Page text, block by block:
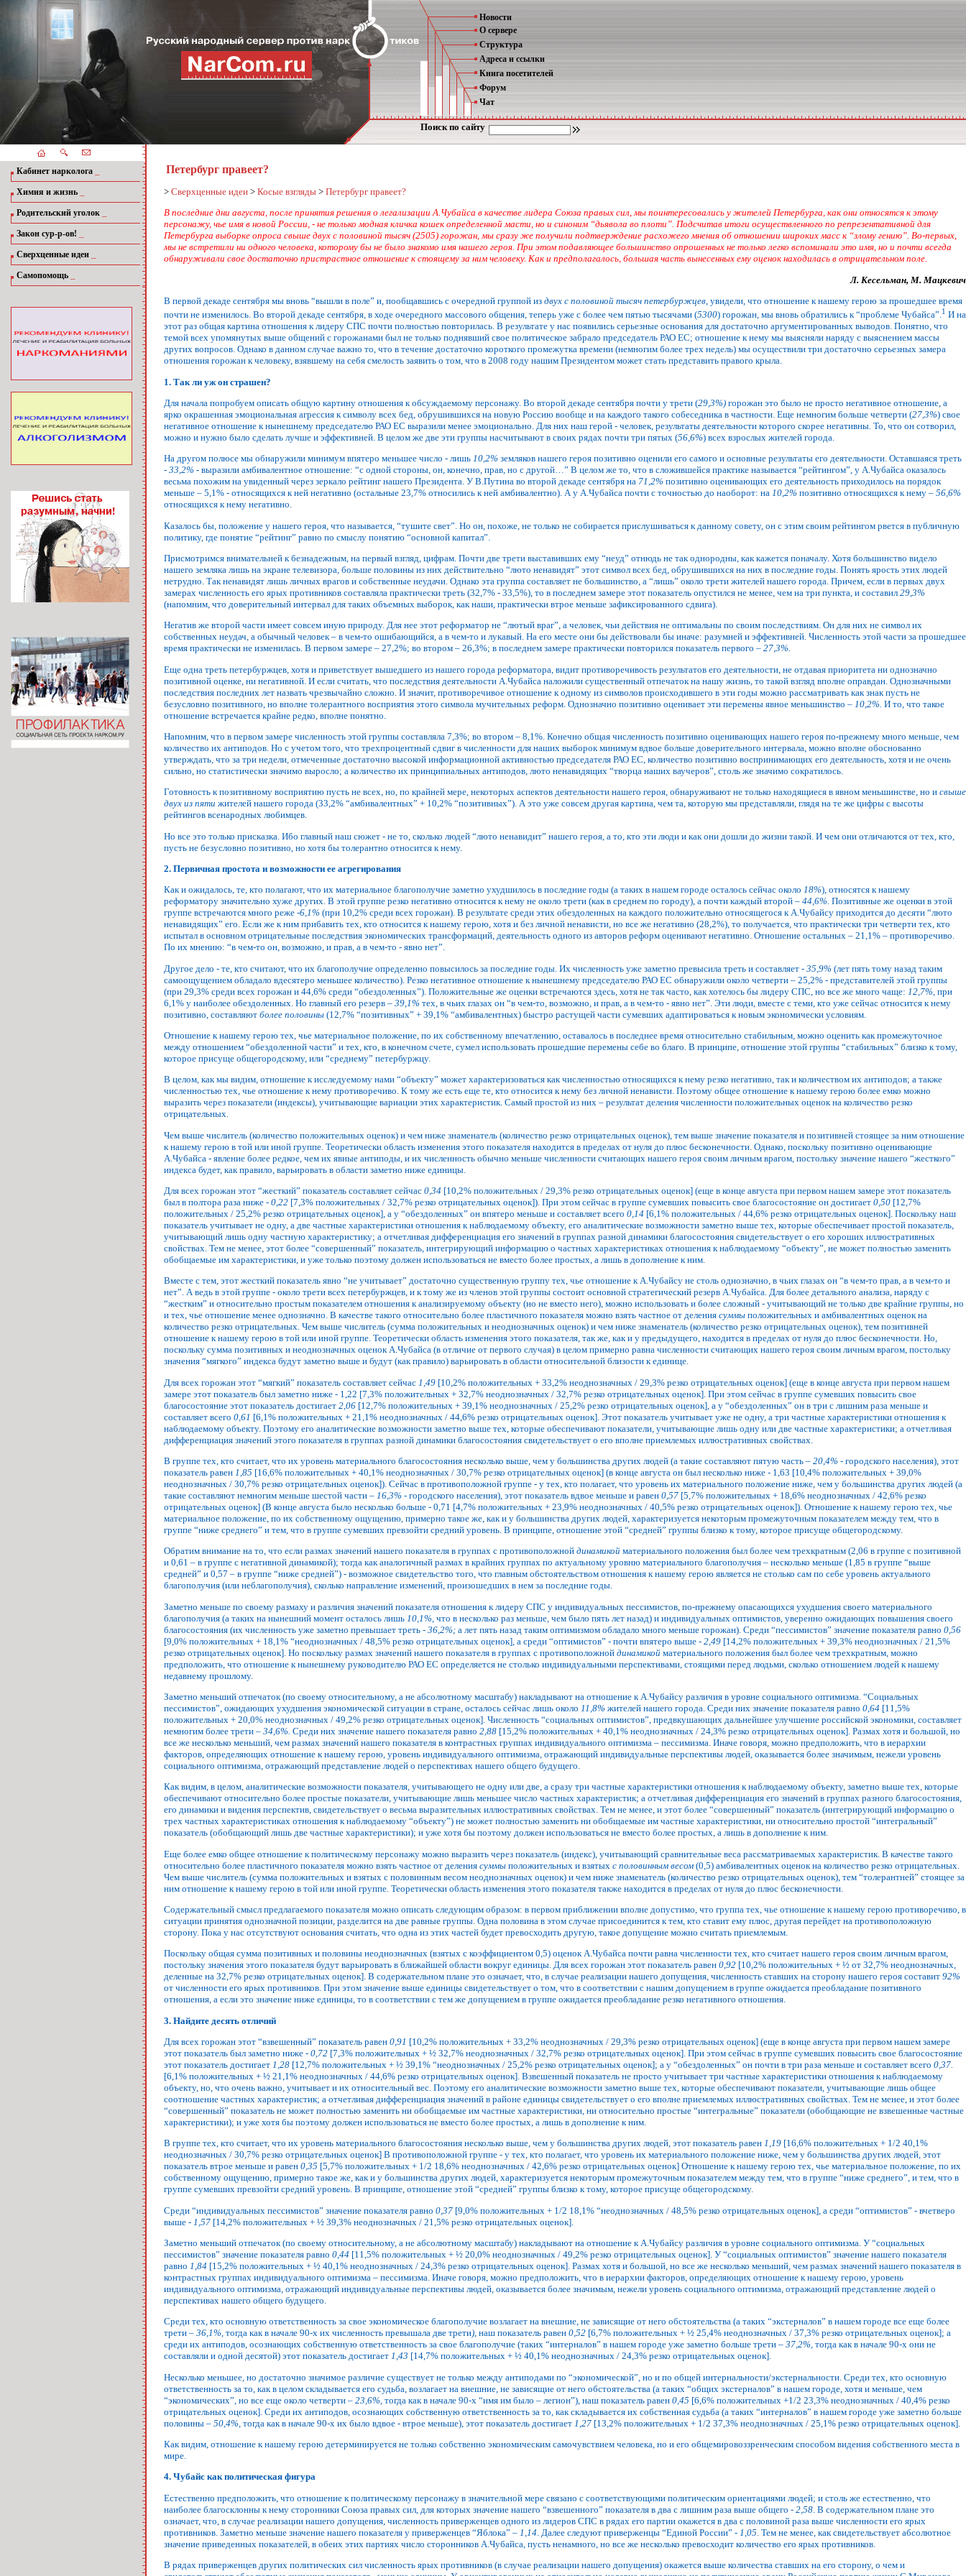
Новости
О сервере
Структура
Адреса и ссылки
Книга посетителей
Форум
Чат
Поиск по сайту
Кабинет нарколога
Химия и жизнь
Родительский уголок
Закон сур-р-ов!
Сверхценные идеи
Самопомощь
Петербург правеет?
> Сверхценные идеи > Косые взгляды > Петербург правеет?
В последние дни августа, после принятия решения о легализации А.Чубайса в качестве лидера Союза правых сил, мы поинтересовались у жителей Петербурга, как они относятся к этому
персонажу, чье имя в новой России, - не только модная кличка кошек определенной масти, но и синоним “дьявола во плоти”. Подсчитав итоги осуществленного по репрезентативной для
Петербурга выборке опроса свыше двух с половиной тысяч (2505) горожан, мы сразу же получили подтверждение расхожего мнения об отношении широких масс к “злому гению”. Во-первых,
мы не встретили ни одного человека, которому бы не было знакомо имя нашего героя. При этом подавляющее большинство опрошенных не только легко вспоминали это имя, но и почти всегда
обнаруживали свое достаточно пристрастное отношение к стоящему за ним человеку. Как и предполагалось, большая часть вынесенных ему оценок находилась в отрицательном поле.
Л. Кесельман, М. Мацкевич
В первой декаде сентября мы вновь “вышли в поле” и, пообщавшись с очередной группой из двух с половиной тысяч петербуржцев , увидели, что отношение к нашему герою за прошедшее время
почти не изменилось. Во второй декаде сентября, в ходе очередного массового общения, теперь уже с более чем пятью тысячами (5300) горожан, мы вновь обратились к “проблеме Чубайса”.1 И на
этот раз общая картина отношения к лидеру СПС почти полностью повторилась. В результате у нас появились серьезные основания для достаточно аргументированных выводов. Понятно, что
темой всех упомянутых выше общений с горожанами был не только поднявший свое политическое забрало председатель РАО ЕС; отношение к нему мы выясняли наряду с выяснением массы
других вопросов. Однако в данном случае важно то, что в течение достаточно короткого промежутка времени (немногим более трех недель) мы осуществили три достаточно серьезных замера
отношения горожан к человеку, взявшему на себя смелость заявить о том, что в 2008 году нашим Президентом может стать представить правого крыла.
1. Так ли уж он страшен?
Для начала попробуем описать общую картину отношения к обсуждаемому персонажу. Во второй декаде сентября почти у трети (29,3%) горожан это было не просто негативное отношение, а
ярко окрашенная эмоциональная агрессия к символу всех бед, обрушившихся на новую Россию вообще и на каждого такого собеседника в частности. Еще немногим больше четверти (27,3%) свое
негативное отношение к нынешнему председателю РАО ЕС выразили менее эмоционально. Для них наш герой - человек, результаты деятельности которого скорее негативны. То, что он сотворил,
можно и нужно было сделать лучше и эффективней. В целом же две эти группы насчитывают в своих рядах почти три пятых (56,6%) всех взрослых жителей города.
На другом полюсе мы обнаружили минимум впятеро меньшее число - лишь 10,2% земляков нашего героя позитивно оценили его самого и основные результаты его деятельности. Оставшаяся треть
- 33,2% - выразили амбивалентное отношение: “с одной стороны, он, конечно, прав, но с другой…” В целом же то, что в сложившейся практике называется “рейтингом”, у А.Чубайса оказалось
весьма похожим на увиденный через зеркало рейтинг нашего Президента. У В.Путина во второй декаде сентября на 71,2% позитивно оценивающих его деятельность приходилось на порядок
меньше – 5,1% - относящихся к ней негативно (остальные 23,7% относились к ней амбивалентно). А у А.Чубайса почти с точностью до наоборот: на 10,2% позитивно относящихся к нему – 56,6%
относящихся к нему негативно.
Казалось бы, положение у нашего героя, что называется, “тушите свет”. Но он, похоже, не только не собирается прислушиваться к данному совету, он с этим своим рейтингом рвется в публичную
политику, где понятие “рейтинг” равно по смыслу понятию “основной капитал”.
Присмотримся внимательней к безнадежным, на первый взгляд, цифрам. Почти две трети выставивших ему “неуд” отнюдь не так однородны, как кажется поначалу. Хотя большинство видело
нашего земляка лишь на экране телевизора, больше половины из них действительно “люто ненавидят” этот символ всех бед, обрушившихся на них в последние годы. Понять ярость этих людей
нетрудно. Так ненавидят лишь личных врагов и собственные неудачи. Однако эта группа составляет не большинство, а “лишь” около трети жителей нашего города. Причем, если в первых двух
замерах численность его ярых противников составляла практически треть (32,7% - 33,5%), то в последнем замере этот показатель опустился не менее, чем на три пункта, и составил 29,3%
(напомним, что доверительный интервал для таких объемных выборок, как наши, практически втрое меньше зафиксированного сдвига).
Негатив же второй части имеет совсем иную природу. Для нее этот реформатор не “лютый враг”, а человек, чьи действия не оптимальны по своим последствиям. Он для них не символ их
собственных неудач, а обычный человек – в чем-то ошибающийся, а в чем-то и лукавый. На его месте они бы действовали бы иначе: разумней и эффективней. Численность этой части за прошедшее
время практически не изменилась. В первом замере – 27,2%; во втором – 26,3%; в последнем замере практически повторился показатель первого – 27,3%.
Еще одна треть петербуржцев, хотя и приветствует вышедшего из нашего города реформатора, видит противоречивость результатов его деятельности, не отдавая приоритета ни однозначно
позитивной оценке, ни негативной. И если считать, что последствия деятельности А.Чубайса наложили существенный отпечаток на нашу жизнь, то такой взгляд вполне оправдан. Однозначными
последствия последних лет назвать чрезвычайно сложно. И значит, противоречивое отношение к одному из символов происходившего в эти годы можно рассматривать как знак пусть не
безусловно позитивного, но вполне толерантного восприятия этого символа мучительных реформ. Однозначно позитивно оценивает эти перемены явное меньшинство – 10,2%. И то, что такое
отношение встречается крайне редко, вполне понятно.
Напомним, что в первом замере численность этой группы составляла 7,3%; во втором – 8,1%. Конечно общая численность позитивно оценивающих нашего героя по-прежнему много меньше, чем
количество их антиподов. Но с учетом того, что трехпроцентный сдвиг в численности для наших выборок минимум вдвое больше доверительного интервала, можно вполне обоснованно
утверждать, что за три недели, отмеченные достаточно высокой информационной активностью председателя РАО ЕС, количество позитивно воспринимающих его деятельность, хотя и не очень
сильно, но статистически значимо выросло; а количество их принципиальных антиподов, люто ненавидящих “творца наших ваучеров”, столь же значимо сократилось.
Готовность к позитивному восприятию пусть не всех, но, по крайней мере, некоторых аспектов деятельности нашего героя, обнаруживают не только находящиеся в явном меньшинстве, но и свыше
двух из пяти жителей нашего города (33,2% “амбивалентных” + 10,2% “позитивных”). А это уже совсем другая картина, чем та, которую мы представляли, глядя на те же цифры с высоты
рейтингов всенародных любимцев.
Но все это только присказка. Ибо главный наш сюжет - не то, сколько людей “люто ненавидит” нашего героя, а то, кто эти люди и как они дошли до жизни такой. И чем они отличаются от тех, кто,
пусть не безусловно позитивно, но хотя бы толерантно относится к нему.
2. Первичная простота и возможности ее агрегирования
Как и ожидалось, те, кто полагают, что их материальное благополучие заметно ухудшилось в последние годы (а таких в нашем городе осталось сейчас около 18%), относятся к нашему
реформатору значительно хуже других. В этой группе резко негативно относится к нему не около трети (как в среднем по городу), а почти каждый второй – 44,6%. Позитивные же оценки в этой
группе встречаются много реже -6,1% (при 10,2% среди всех горожан). В результате среди этих обездоленных на каждого положительно относящегося к А.Чубайсу приходится до десяти “люто
ненавидящих” его. Если же к ним прибавить тех, кто относится к нашему герою, хотя и без личной ненависти, но все же негативно (28,2%), то получается, что практически три четверти тех, кто
испытал в основном отрицательные последствия экономических трансформаций, деятельность одного из авторов реформ оценивают негативно. Отношение остальных – 21,1% – противоречиво.
По их мнению: “в чем-то он, возможно, и прав, а в чем-то - явно нет”.
Другое дело - те, кто считают, что их благополучие определенно повысилось за последние годы. Их численность уже заметно превысила треть и составляет - 35,9% (лет пять тому назад таким
самоощущением обладало вдесятеро меньшее количество). Резко негативное отношение к нынешнему председателю РАО ЕС обнаружили около четверти – 25,2% - представителей этой группы
(при 29,3% среди всех горожан и 44,6% среди “обездоленных”). Положительные же оценки встречаются здесь, хотя не так часто, как хотелось бы лидеру СПС, но все же много чаще: 12,7%, при
6,1% у наиболее обездоленных. Но главный его резерв – 39,1% тех, в чьих глазах он “в чем-то, возможно, и прав, а в чем-то - явно нет”. Эти люди, вместе с теми, кто уже сейчас относится к нему
позитивно, составляют более половины (12,7% “позитивных” + 39,1% “амбивалентных) быстро растущей части сумевших адаптироваться к новым экономически условиям.
Отношение к нашему герою тех, чье материальное положение, по их собственному впечатлению, оставалось в последнее время относительно стабильным, можно оценить как промежуточное
между отношением “обездоленной части” и тех, кто, в конечном счете, сумел использовать прошедшие перемены себе во благо. В принципе, отношение этой группы “стабильных” близко к тому,
которое присуще общегородскому, или “среднему” петербуржцу.
В целом, как мы видим, отношение к исследуемому нами “объекту” может характеризоваться как численностью относящихся к нему резко негативно, так и количеством их антиподов; а также
численностью тех, чье отношение к нему противоречиво. К тому же есть еще те, кто относится к нему без личной ненависти. Поэтому общее отношение к нашему герою более емко можно
выразить через показатели (индексы), учитывающие вариации этих характеристик. Самый простой из них – результат деления численности положительных оценок на количество резко
отрицательных.
Чем выше числитель (количество положительных оценок) и чем ниже знаменатель (количество резко отрицательных оценок), тем выше значение показателя и позитивней стоящее за ним отношение
к нашему герою в той или иной группе. Теоретически область изменения этого показателя находится в пределах от нуля до плюс бесконечности. Однако, поскольку позитивно оценивающие
А.Чубайса - явление более редкое, чем их явные антиподы, и их численность обычно меньше численности считающих нашего героя своим личным врагом, постольку значение нашего “жесткого”
индекса будет, как правило, варьировать в области заметно ниже единицы.
Для всех горожан этот “жесткий” показатель составляет сейчас 0,34 [10,2% положительных / 29,3% резко отрицательных оценок] (еще в конце августа при первом нашем замере этот показатель
был в полтора раза ниже - 0,22 [7,3% положительных / 32,7% резко отрицательных оценок]). При этом сейчас в группе сумевших повысить свое благосостояние он достигает 0,50 [12,7%
положительных / 25,2% резко отрицательных оценок], а у “обездоленных” он впятеро меньше и составляет всего 0,14 [6,1% положительных / 44,6% резко отрицательных оценок]. Поскольку наш
показатель учитывает не одну, а две частные характеристики отношения к наблюдаемому объекту, его аналитические возможности заметно выше тех, которые обеспечивает простой показатель,
учитывающий лишь одну частную характеристику; а отчетливая дифференциация его значений в группах разной динамики благосостояния свидетельствует о его хороших иллюстративных
свойствах. Тем не менее, этот более “совершенный” показатель, интегрирующий информацию о частных характеристиках отношения к наблюдаемому “объекту”, не может полностью заменить
обобщаемые им характеристики, и уже только поэтому должен использоваться не вместо более простых, а лишь в дополнение к ним.
Вместе с тем, этот жесткий показатель явно “не учитывает” достаточно существенную группу тех, чье отношение к А.Чубайсу не столь однозначно, в чьих глазах он “в чем-то прав, а в чем-то и
нет”. А ведь в этой группе - около трети всех петербуржцев, и к тому же из членов этой группы состоит основной стратегический резерв А.Чубайса. Для более детального анализа, наряду с
“жестким” и относительно простым показателем отношения к анализируемому объекту (но не вместо него), можно использовать и более сложный - учитывающий не только две крайние группы, но
и тех, чье отношение менее однозначно. В качестве такого относительно более пластичного показателя можно взять частное от деления суммы положительных и амбивалентных оценок на
количество резко отрицательных. Чем выше числитель (сумма положительных и неоднозначных оценок) и чем ниже знаменатель (количество резко отрицательных оценок), тем позитивней
отношение к нашему герою в той или иной группе. Теоретически область изменения этого показателя, так же, как и у предыдущего, находится в пределах от нуля до плюс бесконечности. Но,
поскольку сумма позитивных и неоднозначных оценок А.Чубайса (в отличие от первого случая) в целом примерно равна численности считающих нашего героя своим личным врагом, постольку
значения “мягкого” индекса будут заметно выше и будут (как правило) варьировать в области относительной близости к единице.
Для всех горожан этот “мягкий” показатель составляет сейчас 1,49 [10,2% положительных + 33,2% неоднозначных / 29,3% резко отрицательных оценок] (еще в конце августа при первом нашем
замере этот показатель был заметно ниже - 1,22 [7,3% положительных + 32,7% неоднозначных / 32,7% резко отрицательных оценок]. При этом сейчас в группе сумевших повысить свое
благосостояние этот показатель достигает 2,06 [12,7% положительных + 39,1% неоднозначных / 25,2% резко отрицательных оценок], а у “обездоленных” он в три с лишним раза меньше и
составляет всего 0,61 [6,1% положительных + 21,1% неоднозначных / 44,6% резко отрицательных оценок]. Этот показатель учитывает уже не одну, а три частные характеристики отношения к
наблюдаемому объекту. Поэтому его аналитические возможности заметно выше тех, которые обеспечивают показатели, учитывающие лишь одну или две частные характеристики; а отчетливая
дифференциация значений этого показателя в группах разной динамики благосостояния свидетельствует о его вполне приемлемых иллюстративных свойствах.
В группе тех, кто считает, что их уровень материального благосостояния несколько выше, чем у большинства других людей (а такие составляют пятую часть – 20,4% - городского населения), этот
показатель равен 1,85 [16,6% положительных + 40,1% неоднозначных / 30,7% резко отрицательных оценок] (в конце августа он был несколько ниже - 1,63 [10,4% положительных + 39,0%
неоднозначных / 30,7% резко отрицательных оценок]). Сейчас в противоположной группе - у тех, кто полагает, что уровень их материального положение ниже, чем у большинства других людей (а
такие составляют немногим меньше шестой части – 16,3% - городского населения), этот показатель вдвое меньше и равен 0,57 [5,7% положительных + 18,6% неоднозначных / 42,6% резко
отрицательных оценок] (В конце августа было несколько больше - 0,71 [4,7% положительных + 23,9% неоднозначных / 40,5% резко отрицательных оценок]). Отношение к нашему герою тех, чье
материальное положение, по их собственному ощущению, примерно такое же, как и у большинства других людей, характеризуется некоторым промежуточным показателем между тем, что в
группе “ниже среднего” и тем, что в группе сумевших превзойти средний уровень. В принципе, отношение этой “средней” группы близко к тому, которое присуще общегородскому.
Обратим внимание на то, что если размах значений нашего показателя в группах с противоположной динамикой материального положения был более чем трехкратным (2,06 в группе с позитивной
и 0,61 – в группе с негативной динамикой); тогда как аналогичный размах в крайних группах по актуальному уровню материального благополучия – несколько меньше (1,85 в группе “выше
средней” и 0,57 – в группе “ниже средней”) - возможное свидетельство того, что главным обстоятельством отношения к нашему герою является не столько сам по себе уровень актуального
благополучия (или неблагополучия), сколько направление изменений, произошедших в нем за последние годы.
Заметно меньше по своему размаху и различия значений показателя отношения к лидеру СПС у индивидуальных пессимистов, по-прежнему опасающихся ухудшения своего материального
благополучия (а таких на нынешний момент осталось лишь 10,1%, что в несколько раз меньше, чем было пять лет назад) и индивидуальных оптимистов, уверенно ожидающих повышения своего
благосостояния (их численность уже заметно превышает треть - 36,2%; а лет пять назад таким оптимизмом обладало много меньше горожан). Среди “пессимистов” значение показателя равно 0,56
[9,0% положительных + 18,1% “неоднозначных / 48,5% резко отрицательных оценок], а среди “оптимистов” - почти впятеро выше - 2,49 [14,2% положительных + 39,3% неоднозначных / 21,5%
резко отрицательных оценок]. Но поскольку размах значений нашего показателя в группах с противоположной динамикой материального положения был более чем трехкратным, можно
предположить, что отношение к нынешнему руководителю РАО ЕС определяется не столько индивидуальными перспективами, стоящими перед людьми, сколько отношением людей к нашему
недавнему прошлому.
Заметно меньший отпечаток (по своему относительному, а не абсолютному масштабу) накладывают на отношение к А.Чубайсу различия в уровне социального оптимизма. “Социальных
пессимистов”, ожидающих ухудшения экономической ситуации в стране, осталось сейчас лишь около 11,8% жителей нашего города. Среди них значение показателя равно 0,64 [11,5%
положительных + 20,0% неоднозначных / 49,2% резко отрицательных оценок]. Численность “социальных оптимистов”, предвкушающих дальнейшее улучшение российской экономики, составляет
немногим более трети – 34,6%. Среди них значение нашего показателя равно 2,88 [15,2% положительных + 40,1% неоднозначных / 24,3% резко отрицательных оценок]. Размах хотя и большой, но
все же несколько меньший, чем размах значений нашего показателя в контрастных группах индивидуального оптимизма – пессимизма. Иначе говоря, можно предположить, что в иерархии
факторов, определяющих отношение к нашему герою, уровень индивидуального оптимизма, отражающий индивидуальные перспективы людей, оказывается более значимым, нежели уровень
социального оптимизма, отражающий представление людей о перспективах нашего общего будущего.
Как видим, в целом, аналитические возможности показателя, учитывающего не одну или две, а сразу три частные характеристики отношения к наблюдаемому объекту, заметно выше тех, которые
обеспечивают относительно более простые показатели, учитывающие лишь меньшее число частных характеристик; а отчетливая дифференциация его значений в группах разного благосостояния,
его динамики и видения перспектив, свидетельствует о весьма выразительных иллюстративных свойствах. Тем не менее, и этот более “совершенный” показатель (интегрирующий информацию о
трех частных характеристиках отношения к наблюдаемому “объекту”) не может полностью заменить ни обобщаемые им частные характеристики, ни относительно простой “интегральный”
показатель (обобщающий лишь две частные характеристики); и уже хотя бы поэтому должен использоваться не вместо более простых, а лишь в дополнение к ним.
Еще более емко общее отношение к политическому персонажу можно выразить через показатель (индекс), учитывающий сравнительные веса рассматриваемых характеристик. В качестве такого
относительно более пластичного показателя можно взять частное от деления суммы положительных и взятых с половинным весом (0,5) амбивалентных оценок на количество резко отрицательных.
Чем выше числитель (сумма положительных и взятых с половинным весом неоднозначных оценок) и чем ниже знаменатель (количество резко отрицательных оценок), тем “толерантней” стоящее за
ним отношение к нашему герою в той или иной группе. Теоретически область изменения этого показателя также находится в пределах от нуля до плюс бесконечности.
Содержательный смысл предлагаемого показателя можно описать следующим образом: в первом приближении вполне допустимо, что группа тех, чье отношение к нашему герою противоречиво, в
ситуации принятия однозначной позиции, разделится на две равные группы. Одна половина в этом случае присоединится к тем, кто ставит ему плюс, другая перейдет на противоположную
сторону. Пока у нас отсутствуют основания считать, что одна из этих частей будет превосходить другую, такое допущение можно считать приемлемым.
Поскольку общая сумма позитивных и половины неоднозначных (взятых с коэффициентом 0,5) оценок А.Чубайса почти равна численности тех, кто считает нашего героя своим личным врагом,
постольку значения этого показателя будут варьировать в ближайшей области вокруг единицы. Для всех горожан этот показатель равен 0,92 [10,2% положительных + ½ от 32,7% неоднозначных,
деленные на 32,7% резко отрицательных оценок]. В содержательном плане это означает, что, в случае реализации нашего допущения, численность ставших на сторону нашего героя составит 92%
от численности его ярых противников. При этом значение выше единицы свидетельствует о том, что в соответствии с нашим допущением в группе ожидается преобладание позитивного
отношения, а если это значение ниже единицы, то в соответствии с тем же допущением в группе ожидается преобладание резко негативного отношения.
3. Найдите десять отличий
Для всех горожан этот “взвешенный” показатель равен 0,91 [10,2% положительных + 33,2% неоднозначных / 29,3% резко отрицательных оценок] (еще в конце августа при первом нашем замере
этот показатель был заметно ниже - 0,72 [7,3% положительных + ½ 32,7% неоднозначных / 32,7% резко отрицательных оценок]. При этом сейчас в группе сумевших повысить свое благосостояние
этот показатель достигает 1,28 [12,7% положительных + ½ 39,1% “неоднозначных / 25,2% резко отрицательных оценок]; а у “обездоленных” он почти в три раза меньше и составляет всего 0,37.
[6,1% положительных + ½ 21,1% неоднозначных / 44,6% резко отрицательных оценок]. Взвешенный показатель не просто учитывает три частные характеристики отношения к наблюдаемому
объекту, но, что очень важно, учитывает и их относительный вес. Поэтому его аналитические возможности заметно выше тех, которые обеспечивают показатели, учитывающие лишь общее
соотношение частных характеристик; а отчетливая дифференциация значений в районе единицы свидетельствует о его вполне приемлемых иллюстративных свойствах. Тем не менее, и этот более
“совершенный” показатель не может полностью заменить ни обобщаемые им частные характеристики, ни относительно простые “интегральные” показатели (обобщающие не взвешенные частные
характеристики); и уже хотя бы поэтому должен использоваться не вместо более простых, а лишь в дополнение к ним.
В группе тех, кто считает, что их уровень материального благосостояния несколько выше, чем у большинства других людей, этот показатель равен 1,19 [16,6% положительных + 1/2 40,1%
неоднозначных / 30,7% резко отрицательных оценок] В противоположной группе - у тех, кто полагает, что уровень их материального положение ниже, чем у большинства других людей, этот
показатель втрое меньше и равен 0,35 [5,7% положительных + 1/2 18,6% неоднозначных / 42,6% резко отрицательных оценок] Отношение к нашему герою тех, чье материальное положение, по их
собственному ощущению, примерно такое же, как и у большинства других людей, характеризуется некоторым промежуточным показателем между тем, что в группе “ниже среднего”, и тем, что в
группе сумевших превзойти средний уровень. В принципе, отношение этой “средней” группы близко к тому, которое присуще общегородскому.
Среди “индивидуальных пессимистов” значение показателя равно 0,37 [9,0% положительных + 1/2 18,1% “неоднозначных / 48,5% резко отрицательных оценок], а среди “оптимистов” - вчетверо
выше - 1,57 [14,2% положительных + ½ 39,3% неоднозначных / 21,5% резко отрицательных оценок].
Заметно меньший отпечаток (по своему относительному, а не абсолютному масштабу) накладывают на отношение к А.Чубайсу различия в уровне социального оптимизма. У “социальных
пессимистов” значение показателя равно 0,44 [11,5% положительных + ½ 20,0% неоднозначных / 49,2% резко отрицательных оценок]. У “социальных оптимистов” значение нашего показателя
равно 1,84 [15,2% положительных + ½ 40,1% неоднозначных / 24,3% резко отрицательных оценок]. Размах хотя и большой, но все же несколько меньший, чем размах значений нашего показателя в
контрастных группах индивидуального оптимизма – пессимизма. Иначе говоря, можно предположить, что в иерархии факторов, определяющих отношение к нашему герою, уровень
индивидуального оптимизма, отражающий индивидуальные перспективы людей, оказывается более значимым, нежели уровень социального оптимизма, отражающий представление людей о
перспективах нашего общего будущего.
Среди тех, кто основную ответственность за свое экономическое благополучие возлагает на внешние, не зависящие от него обстоятельства (а таких “экстерналов” в нашем городе все еще более
трети – 36,1%, тогда как в начале 90-х их численность превышала две трети), наш показатель равен 0,52 [6,7% положительных + ½ 25,4% неоднозначных / 37,3% резко отрицательных оценок]; а
среди их антиподов, осознающих собственную ответственность за свое благополучие (таких “интерналов” в нашем городе уже заметно больше трети – 37,2%, тогда как в начале 90-х они не
составляли и одной десятой) этот показатель достигает 1,43 [14,7% положительных + ½ 40,1% неоднозначных / 24,3% резко отрицательных оценок].
Несколько меньшее, но достаточно значимое различие существует не только между антиподами по “экономической”, но и по общей интернальности/экстернальности. Среди тех, кто основную
ответственность за то, как в целом складывается его судьба, возлагает на внешние, не зависящие от него обстоятельства (а таких “общих экстерналов” в нашем городе, хотя и меньше, чем
“экономических”, но все еще около четверти – 23,6%, тогда как в начале 90-х “имя им было – легион”), наш показатель равен 0,45 [6,6% положительных +1/2 23,3% неоднозначных / 40,4% резко
отрицательных оценок]. Среди их антиподов, осознающих собственную ответственность за то, как складывается их собственная судьба (а таких “интерналов” в нашем городе уже заметно больше
половины – 50,4%, тогда как в начале 90-х их было вдвое - втрое меньше), этот показатель достигает 1,27 [13,2% положительных + 1/2 37,3% неоднозначных / 25,1% резко отрицательных оценок].
Как видим, отношение к нашему герою детерминируется не только собственно экономическим самочувствием человека, но и его общемировоззренческим способом видения собственного места в
мире.
4. Чубайс как политическая фигура
Естественно предположить, что отношение к политическому персонажу в значительной мере связано с соответствующими политическим ориентациями людей; и столь же естественно, что
наиболее благосклонны к нему сторонники Союза правых сил, для которых значение нашего “взвешенного” показателя в два с лишним раза выше общего - 2,58 . В содержательном плане это
означает, что, в случае реализации нашего допущения, численность приверженцев одного из лидеров СПС в рядах его партии окажется в два с половиной раза выше численности его ярых
противников. Заметно меньше значение нашего показателя у приверженцев “Яблока” – 1,14 . Далее следуют приверженцы “Единой России” - 1,05 . Тем не менее, как свидетельствует абсолютное
значение приведенных показателей, в обеих этих партиях число сторонников А.Чубайса, пусть ненамного, но все же несколько превосходит количество его ярых противников.
В рядах приверженцев других политических сил численность ярых противников (в случае реализации нашего допущения) окажется выше количества ставших на его сторону, о чем и